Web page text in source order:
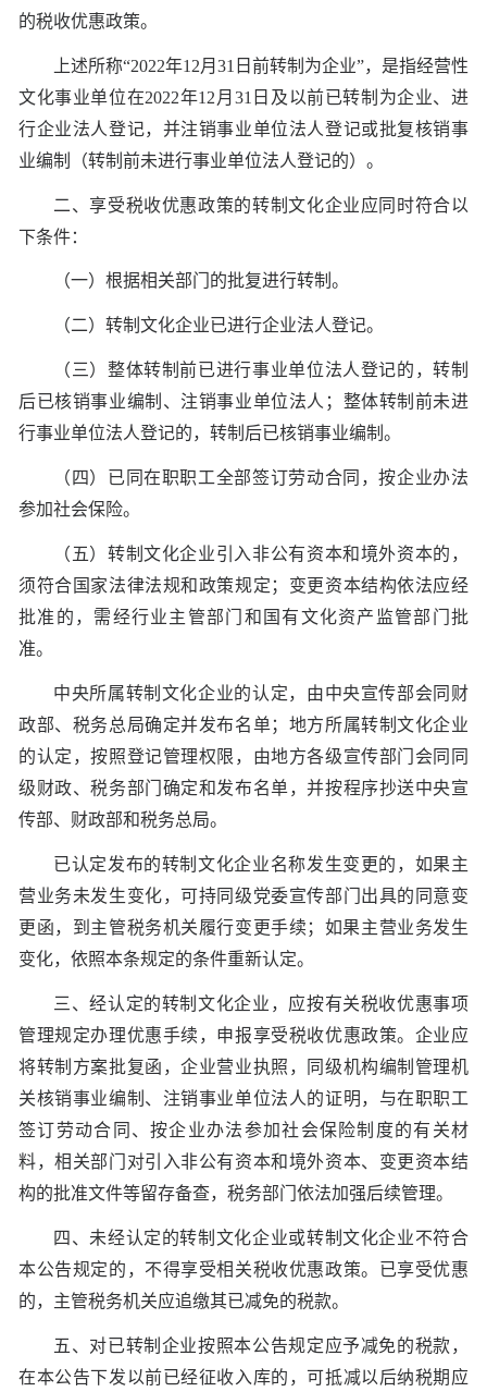
的税收优惠政策。
上述所称“2022年12月31日前转制为企业”，是指经营性
文化事业单位在2022年12月31日及以前已转制为企业、进
行企业法人登记，并注销事业单位法人登记或批复核销事
业编制（转制前未进行事业单位法人登记的）。
二、享受税收优惠政策的转制文化企业应同时符合以
下条件：
（一）根据相关部门的批复进行转制。
（二）转制文化企业已进行企业法人登记。
（三）整体转制前已进行事业单位法人登记的，转制
后已核销事业编制、注销事业单位法人；整体转制前未进
行事业单位法人登记的，转制后已核销事业编制。
（四）已同在职职工全部签订劳动合同，按企业办法
参加社会保险。
（五）转制文化企业引入非公有资本和境外资本的，
须符合国家法律法规和政策规定；变更资本结构依法应经
批准的，需经行业主管部门和国有文化资产监管部门批
准。
中央所属转制文化企业的认定，由中央宣传部会同财
政部、税务总局确定并发布名单；地方所属转制文化企业
的认定，按照登记管理权限，由地方各级宣传部门会同同
级财政、税务部门确定和发布名单，并按程序抄送中央宣
传部、财政部和税务总局。
已认定发布的转制文化企业名称发生变更的，如果主
营业务未发生变化，可持同级党委宣传部门出具的同意变
更函，到主管税务机关履行变更手续；如果主营业务发生
变化，依照本条规定的条件重新认定。
三、经认定的转制文化企业，应按有关税收优惠事项
管理规定办理优惠手续，申报享受税收优惠政策。企业应
将转制方案批复函，企业营业执照，同级机构编制管理机
关核销事业编制、注销事业单位法人的证明，与在职职工
签订劳动合同、按企业办法参加社会保险制度的有关材
料，相关部门对引入非公有资本和境外资本、变更资本结
构的批准文件等留存备查，税务部门依法加强后续管理。
四、未经认定的转制文化企业或转制文化企业不符合
本公告规定的，不得享受相关税收优惠政策。已享受优惠
的，主管税务机关应追缴其已减免的税款。
五、对已转制企业按照本公告规定应予减免的税款，
在本公告下发以前已经征收入库的，可抵减以后纳税期应